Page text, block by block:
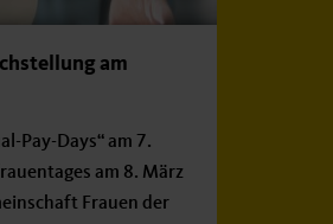
am
Pay-Days“ am 7.
am 8. März
Frauen der